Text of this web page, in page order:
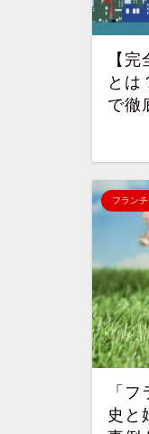
【
とは
で徹
フラン
「
史と